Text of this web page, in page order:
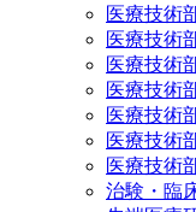
医療技術
医療技術
医療技術
医療技術
医療技術
医療技術
医療技術
治験・臨